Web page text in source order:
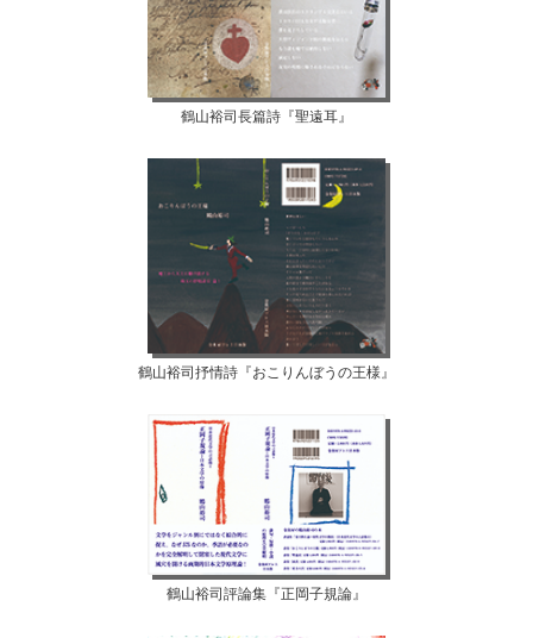
鶴山裕司長篇詩『聖遠耳』
鶴山裕司抒情詩『おこりんぼうの王様』
鶴山裕司評論集『正岡子規論』